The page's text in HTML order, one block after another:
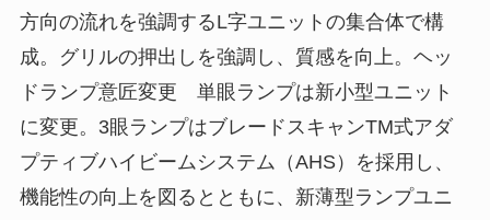
方向の流れを強調するL字ユニットの集合体で構
成。グリルの押出しを強調し、質感を向上。ヘッ
ドランプ意匠変更 単眼ランプは新小型ユニット
に変更。3眼ランプはブレードスキャンTM式アダ
プティブハイビームシステム（AHS）を採用し、
機能性の向上を図るとともに、新薄型ランプユニ